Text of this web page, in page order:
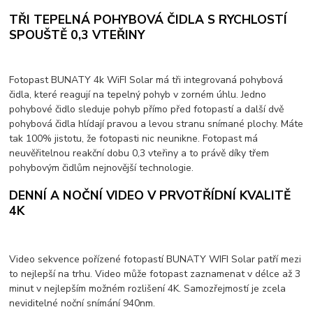
TŘI TEPELNÁ POHYBOVÁ ČIDLA S RYCHLOSTÍ
SPOUŠTĚ 0,3 VTEŘINY
Fotopast BUNATY 4k WiFI Solar má tři integrovaná pohybová
čidla, které reagují na tepelný pohyb v zorném úhlu. Jedno
pohybové čidlo sleduje pohyb přímo před fotopastí a další dvě
pohybová čidla hlídají pravou a levou stranu snímané plochy. Máte
tak 100% jistotu, že fotopasti nic neunikne. Fotopast má
neuvěřitelnou reakční dobu 0,3 vteřiny a to právě díky třem
pohybovým čidlům nejnovější technologie.
DENNÍ A NOČNÍ VIDEO V PRVOTŘÍDNÍ KVALITĚ
4K
Video sekvence pořízené fotopastí BUNATY WIFI Solar patří mezi
to nejlepší na trhu. Video může fotopast zaznamenat v délce až 3
minut v nejlepším možném rozlišení 4K. Samozřejmostí je zcela
neviditelné noční snímání 940nm.